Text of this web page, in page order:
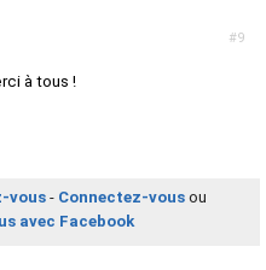
#9
à tous !
vous- Connectez-vousou
avec Facebook